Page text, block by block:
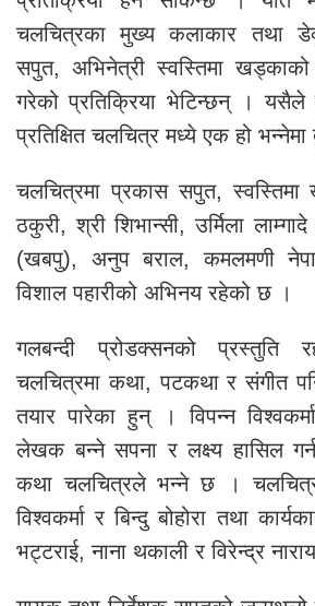
चलचित्रका मुख्य कलाकार तथा
सपुत, अभिनेत्री स्वस्तिमा खड्काको
गरेको प्रतिक्रिया भेटिन्छन् । यसैले
प्रतिक्षित चलचित्र मध्ये एक हो
चलचित्रमा प्रकास सपुत,
ठकुरी, श्री शिभान्सी, उर्मिला
(खबपु), अनुप बराल, कमलमणी
विशाल पहारीको अभिनय रहेको छ ।
गलबन्दी प्रोडक्सनको प्रस्तुति
चलचित्रमा कथा, पटकथा र संगीत
तयार पारेका हुन् । विपन्न
लेखक बन्ने सपना र लक्ष्य हासिल
कथा चलचित्रले भन्ने छ ।
विश्वकर्मा र बिन्दु बोहोरा तथा
भट्टराई, नाना थकाली र विरेन्द्र